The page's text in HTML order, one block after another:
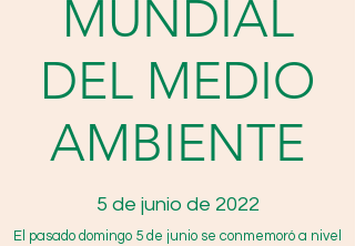
MUNDIAL
DEL MEDIO
AMBIENTE
5 de junio de 2022
El pasado domingo 5 de junio se conmemoró a nivel